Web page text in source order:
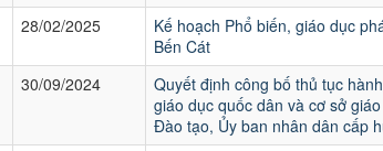
28/02/2025
Kế hoạch Phổ biến, giáo dục
Bến Cát
30/09/2024
Quyết định công bố thủ tục
giáo dục quốc dân và cơ sở
Đào tạo, Ủy ban nhân dân cấp